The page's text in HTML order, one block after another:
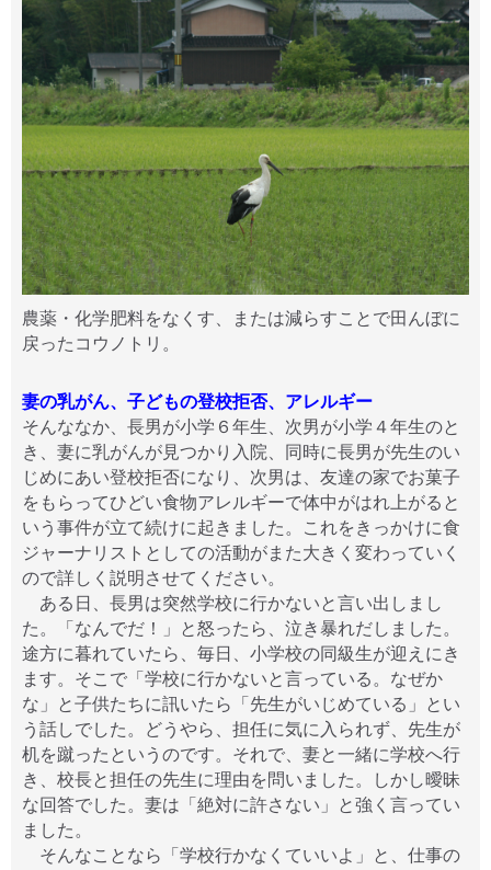
農薬・化学肥料をなくす、または減らすことで田んぼに
戻ったコウノトリ。
妻の乳がん、子どもの登校拒否、アレルギー
そんななか、長男が小学６年生、次男が小学４年生のと
き、妻に乳がんが見つかり入院、同時に長男が先生のい
じめにあい登校拒否になり、次男は、友達の家でお菓子
をもらってひどい食物アレルギーで体中がはれ上がると
いう事件が立て続けに起きました。これをきっかけに食
ジャーナリストとしての活動がまた大きく変わっていく
ので詳しく説明させてください。
ある日、長男は突然学校に行かないと言い出しまし
た。「なんでだ！」と怒ったら、泣き暴れだしました。
途方に暮れていたら、毎日、小学校の同級生が迎えにき
ます。そこで「学校に行かないと言っている。なぜか
な」と子供たちに訊いたら「先生がいじめている」とい
う話しでした。どうやら、担任に気に入られず、先生が
机を蹴ったというのです。それで、妻と一緒に学校へ行
き、校長と担任の先生に理由を問いました。しかし曖昧
な回答でした。妻は「絶対に許さない」と強く言ってい
ました。
そんなことなら「学校行かなくていいよ」と、仕事の